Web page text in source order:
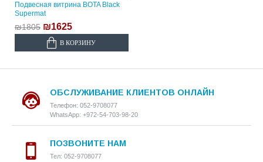
Подвесная витрина BOTA Black
Supermat
₪1805 ₪1625
В КОРЗИНУ
ОБСЛУЖИВАНИЕ КЛИЕНТОВ ОНЛАЙН
Телефон: 052-9708077
WhatsApp: +972-54-703-98-20
ПОЗВОНИТЕ НАМ
Тел: 052-9708077